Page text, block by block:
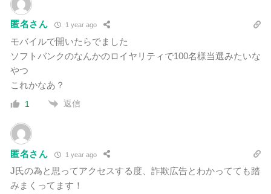
匿名さん 1 year ago
モバイルで開いたらでました
ソフトバンクのなんかのロイヤリティで100名様当選みたいな
やつ
これかなあ？
1 返信
匿名さん 1 year ago
J氏の為と思ってアクセスする度、詐欺広告とわかってても踏
みまくってます！